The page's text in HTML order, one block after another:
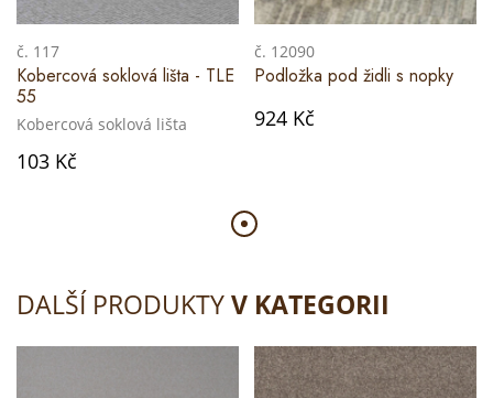
č. 117
Kobercová soklová lišta - TLE
55
Kobercová soklová lišta
103 Kč
č. 12090
Podložka pod židli s nopky
924 Kč
DALŠÍ PRODUKTYV KATEGORII